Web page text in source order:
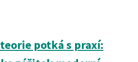
potká s praxí: